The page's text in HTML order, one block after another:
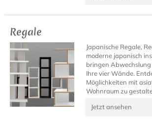
Regale
Japanische Regale,
moderne japanisch
bringen
Ihre vier Wände.
Möglichkeiten mit
Wohnraum zu
Jetzt ansehen